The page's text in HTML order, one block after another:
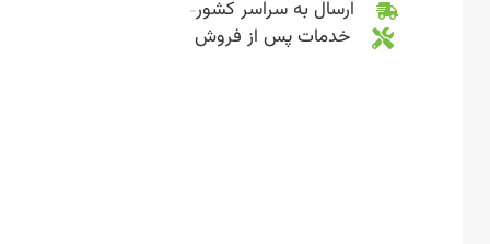
ارسال به سراسر کشور
خدمات پس از فروش